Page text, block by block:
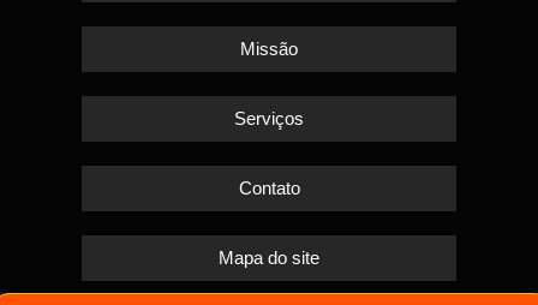
Missão
Serviços
Contato
Mapa do site